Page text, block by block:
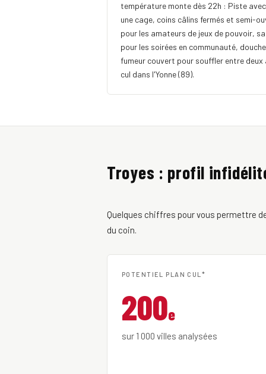
température monte dès 22h : Piste
une cage, coins câlins fermés et semi-
pour les amateurs de jeux de pouvoir,
pour les soirées en communauté,
fumeur couvert pour souffler entre deux
cul dans l'Yonne (89).
Troyes : profil
Quelques chiffres pour vous permettre
du coin.
POTENTIEL PLAN CUL*
200e
sur 1 000 villes analysées